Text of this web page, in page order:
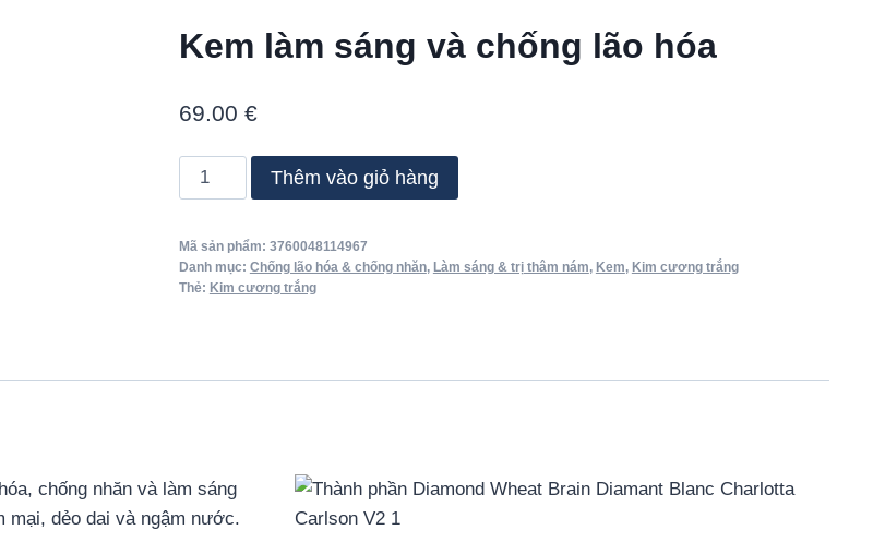
Kem làm sáng và chống lão hóa
69.00 €
Brightening
&
aging
Cream
Thêm vào giỏ hàng
Mã sản phẩm: 3760048114967
Danh mục: Chống lão hóa & chống nhăn, Làm sáng & trị thâm nám, Kem, Kim cương trắng
Thẻ: Kim cương trắng
chống nhăn và làm sáng
mại, dẻo dai và ngậm nước.